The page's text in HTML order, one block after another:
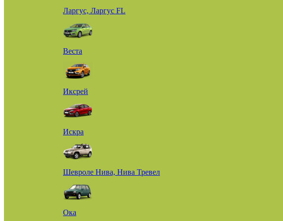
Ларгус, Ларгус FL
Веста
Иксрей
Искра
Шевроле Нива, Нива Тревел
Ока